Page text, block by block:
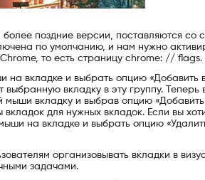
поздние версии, поставляются со
по умолчанию, и нам нужно
то есть страницу chrome: // flags.
на вкладке и выбрать опцию «Добавить
вкладку в эту группу. Теперь
мыши вкладку и выбрав опцию
для нужных вкладок. Если вы
на вкладке и выбрать опцию
организовывать вкладки в
задачами.